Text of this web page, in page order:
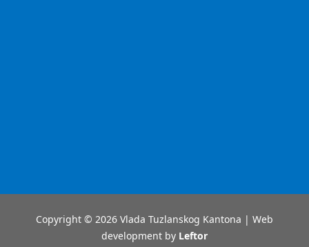
Copyright © 2026 Vlada Tuzlanskog Kantona | Web
development by Leftor